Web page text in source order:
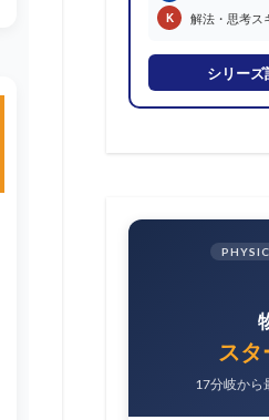
K 解法・思考ス
シリー
ス
17分岐から